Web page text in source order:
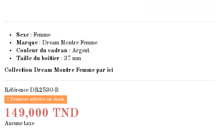
Sexe : Femme
Marque : Dream Montre Femme
Couleur du cadran : Argent
Taille du boîtier : 37 mm
Collection Dream Montre Femme par ici
Référence DR2530-B
Derniers articles en stock
149,000 TND
Aucune taxe